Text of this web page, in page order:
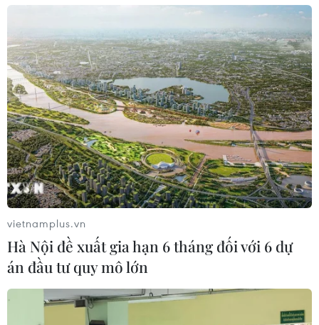
vietnamplus.vn
Hà Nội đề xuất gia hạn 6 tháng đối với 6 dự
án đầu tư quy mô lớn